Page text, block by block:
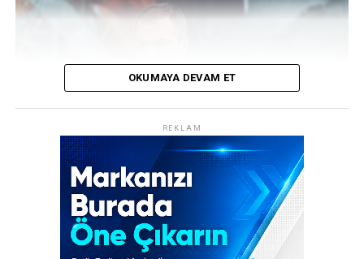
REKLAM
Medya dünyasında deprem etkisi yaratan olayda,
gazeteci ve televizyon yorumcusu Cem Küçük hakkında
İstanbul Cumhuriyet Başsavcılığı tarafından yürütülen
OKUMAYA DEVAM ET
REKLAM